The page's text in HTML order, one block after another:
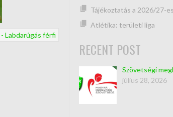
- Labdarúgás férfi
Tájékoztatás a 2026/27-
Atlétika: területi liga
RECENT POST
Szövetségi
július 28, 2026